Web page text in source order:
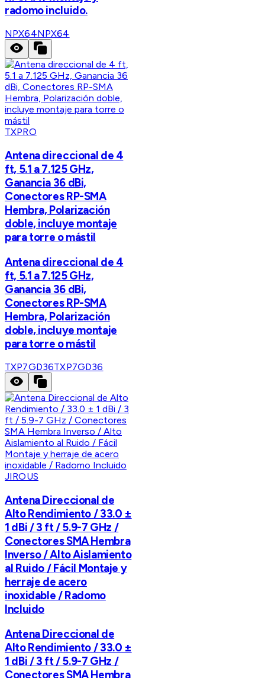
radomo incluido.
NPX64NPX64
TXPRO
Antena direccional de 4
ft, 5.1 a 7.125 GHz,
Ganancia 36 dBi,
Conectores RP-SMA
Hembra, Polarización
doble, incluye montaje
para torre o mástil
Antena direccional de 4
ft, 5.1 a 7.125 GHz,
Ganancia 36 dBi,
Conectores RP-SMA
Hembra, Polarización
doble, incluye montaje
para torre o mástil
TXP7GD36TXP7GD36
JIROUS
Antena Direccional de
Alto Rendimiento / 33.0 ±
1 dBi / 3 ft / 5.9-7 GHz /
Conectores SMA Hembra
Inverso / Alto Aislamiento
al Ruido / Fácil Montaje y
herraje de acero
inoxidable / Radomo
Incluido
Antena Direccional de
Alto Rendimiento / 33.0 ±
1 dBi / 3 ft / 5.9-7 GHz /
Conectores SMA Hembra